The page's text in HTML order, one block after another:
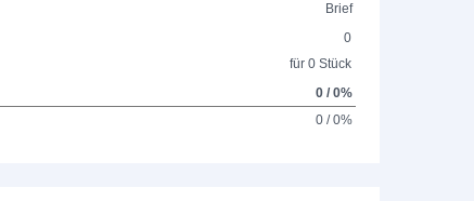
Brief
0
für 0 Stück
0 / 0%
0 / 0%